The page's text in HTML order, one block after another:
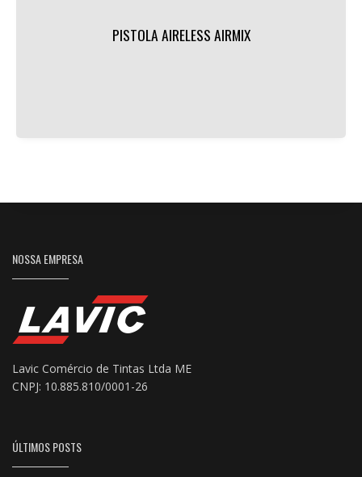
PISTOLA AIRELESS AIRMIX
NOSSA EMPRESA
Lavic Comércio de Tintas Ltda ME
CNPJ: 10.885.810/0001-26
ÚLTIMOS POSTS